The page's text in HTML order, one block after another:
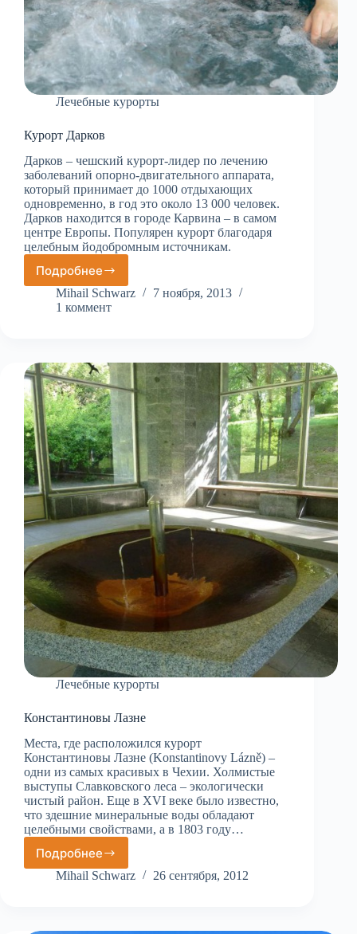
Лечебные курорты
Курорт Дарков
Дарков – чешский курорт-лидер по лечению
заболеваний опорно-двигательного аппарата,
который принимает до 1000 отдыхающих
одновременно, в год это около 13 000 человек.
Дарков находится в городе Карвина – в самом
центре Европы. Популярен курорт благодаря
целебным йодобромным источникам.
Подробнее
Курорт
Дарков
Mihail Schwarz
7 ноября, 2013
1 коммент
Лечебные курорты
Константиновы Лазне
Места, где расположился курорт
Константиновы Лазне (Konstantinovy Lázně) –
одни из самых красивых в Чехии. Холмистые
выступы Славковского леса – экологически
чистый район. Еще в XVI веке было известно,
что здешние минеральные воды обладают
целебными свойствами, а в 1803 году…
ПодробнееКонстантиновы
Лазне
Mihail Schwarz 26 сентября, 2012